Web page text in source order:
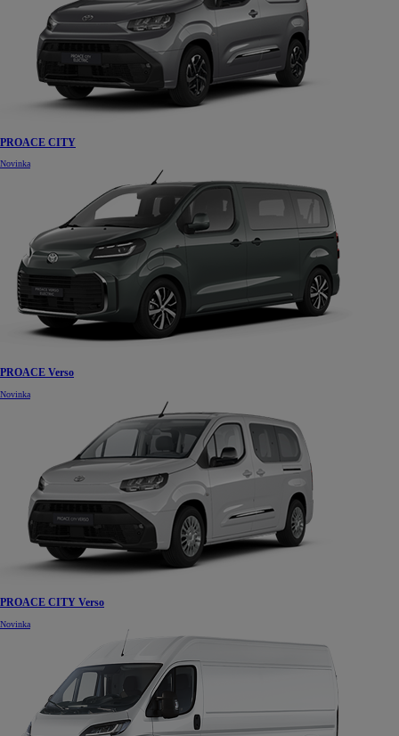
PROACE CITY
Novinka
PROACE Verso
Novinka
PROACE CITY Verso
Novinka